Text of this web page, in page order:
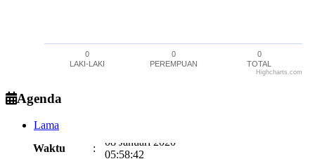
0
LAKI-LAKI
0
PEREMPUAN
0
TOTAL
Highcharts.com
Agenda
Lama
Rapat Lagi
Waktu
:
05:58:42